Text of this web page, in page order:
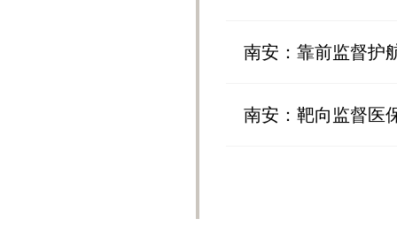
南安：靠前监督护
南安：靶向监督医